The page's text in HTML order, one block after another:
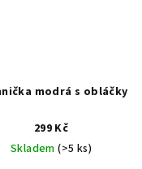
modrá s obláčky
299 Kč
Skladem(>5 ks)